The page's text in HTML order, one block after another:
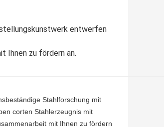
entwerfen
Ihnen zu fördern an.
Stahlforschung mit
corten Stahlerzeugnis mit
mit Ihnen zu fördern